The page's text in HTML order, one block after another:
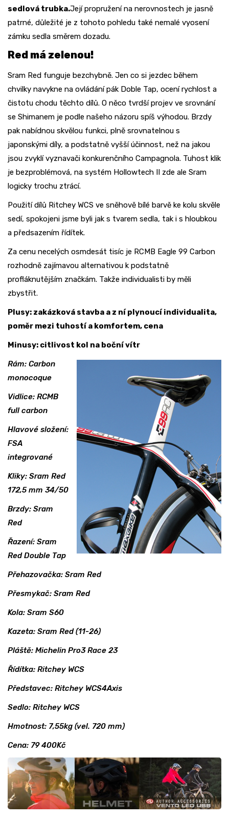
sedlová trubka.Její propružení na nerovnostech je jasně
patrné, důležité je z tohoto pohledu také nemalé vyosení
zámku sedla směrem dozadu.
Red má zelenou!
Sram Red funguje bezchybně. Jen co si jezdec během
chvilky navykne na ovládání pák Doble Tap, ocení rychlost a
čistotu chodu těchto dílů. O něco tvrdší projev ve srovnání
se Shimanem je podle našeho názoru spíš výhodou. Brzdy
pak nabídnou skvělou funkci, plně srovnatelnou s
japonskými díly, a podstatně vyšší účinnost, než na jakou
jsou zvyklí vyznavači konkurenčního Campagnola. Tuhost klik
je bezproblémová, na systém Hollowtech II zde ale Sram
logicky trochu ztrácí.
Použití dílů Ritchey WCS ve sněhově bílé barvě ke kolu skvěle
sedí, spokojeni jsme byli jak s tvarem sedla, tak i s hloubkou
a předsazením řídítek.
Za cenu necelých osmdesát tisíc je RCMB Eagle 99 Carbon
rozhodně zajímavou alternativou k podstatně
profláknutějším značkám. Takže individualisti by měli
zbystřit.
Plusy: zakázková stavba a z ní plynoucí individualita,
poměr mezi tuhostí a komfortem, cena
Minusy: citlivost kol na boční vítr
Rám: Carbon
monocoque
Vidlice: RCMB
full carbon
Hlavové složení:
FSA
integrované
Kliky: Sram Red
172,5 mm 34/50
Brzdy: Sram
Red
Řazení: Sram
Red Double Tap
Přehazovačka: Sram Red
Přesmykač: Sram Red
Kola: Sram S60
Kazeta: Sram Red (11-26)
Pláště: Michelin Pro3 Race 23
Řídítka: Ritchey WCS
Představec: Ritchey WCS4Axis
Sedlo: Ritchey WCS
Hmotnost: 7,55kg (vel. 720 mm)
Cena: 79 400Kč